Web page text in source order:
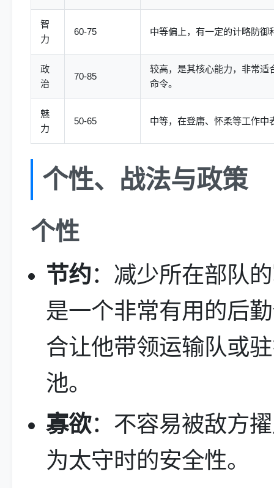
智
力
60-75 中等偏上，有一定的计略防御
政
治
70-85
较高，是其核心能力，非常适
命令。
魅
力
50-65 中等，在登庸、怀柔等工作中
个性、战法与政策
个性
节约：减少所在部队
是一个非常有用的后
合让他带领运输队或
池。
寡欲：不容易被敌方
为太守时的安全性。